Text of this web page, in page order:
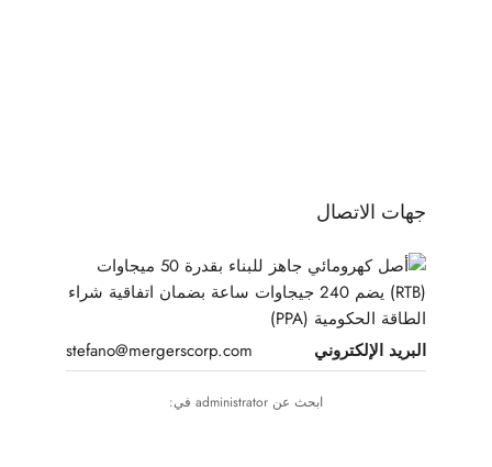
جهات الاتصال
البريد الإلكتروني stefano@mergerscorp.com
ابحث عن administrator في: